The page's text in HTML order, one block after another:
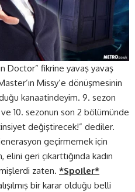
Doctor” fikrine yavaş yavaş
Missy’e dönüşmesinin
kanaatindeyim. 9. sezon
ve 10. sezonun son 2 bölümünde
değiştirecek!” dediler.
geçirmemek için
geri çıkarttığında kadın
zaten. *Spoiler*
bir karar olduğu belli